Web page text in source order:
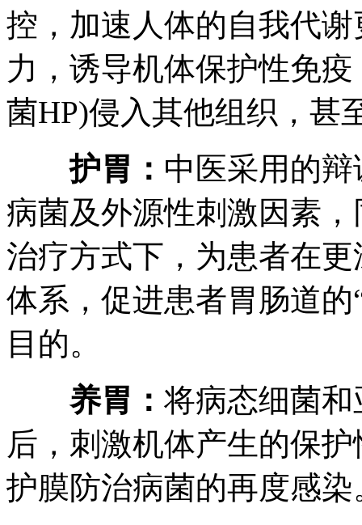
控，加速人体的自我代
力，诱导机体保护性免
菌HP)侵入其他组织，甚
护胃： 中医采用的
病菌及外源性刺激因素
治疗方式下，为患者在
体系，促进患者胃肠道
目的。
养胃： 将病态细菌
后，刺激机体产生的保
护膜防治病菌的再度感染